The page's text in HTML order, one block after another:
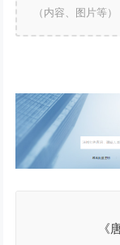
（内容、图片等
《